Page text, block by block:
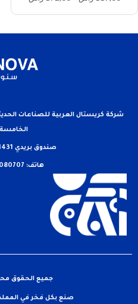
شركة كريستال العربية للصناعات
صندوق بريدي 21431 Jeddah 1425
هاتف: 00966126080707
جميع الحقوق
صنع بكل فخر في